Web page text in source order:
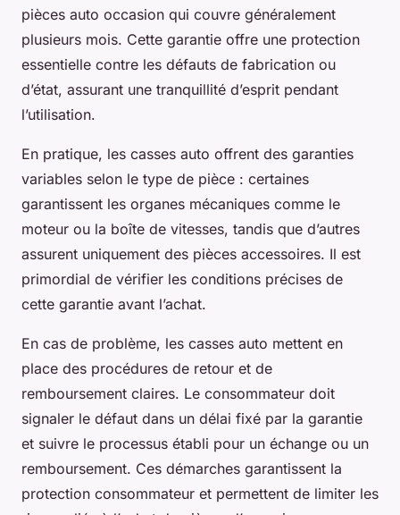
pièces auto occasion qui couvre généralement
plusieurs mois. Cette garantie offre une protection
essentielle contre les défauts de fabrication ou
d’état, assurant une tranquillité d’esprit pendant
l’utilisation.
En pratique, les casses auto offrent des garanties
variables selon le type de pièce : certaines
garantissent les organes mécaniques comme le
moteur ou la boîte de vitesses, tandis que d’autres
assurent uniquement des pièces accessoires. Il est
primordial de vérifier les conditions précises de
cette garantie avant l’achat.
En cas de problème, les casses auto mettent en
place des procédures de retour et de
remboursement claires. Le consommateur doit
signaler le défaut dans un délai fixé par la garantie
et suivre le processus établi pour un échange ou un
remboursement. Ces démarches garantissent la
protection consommateur et permettent de limiter les